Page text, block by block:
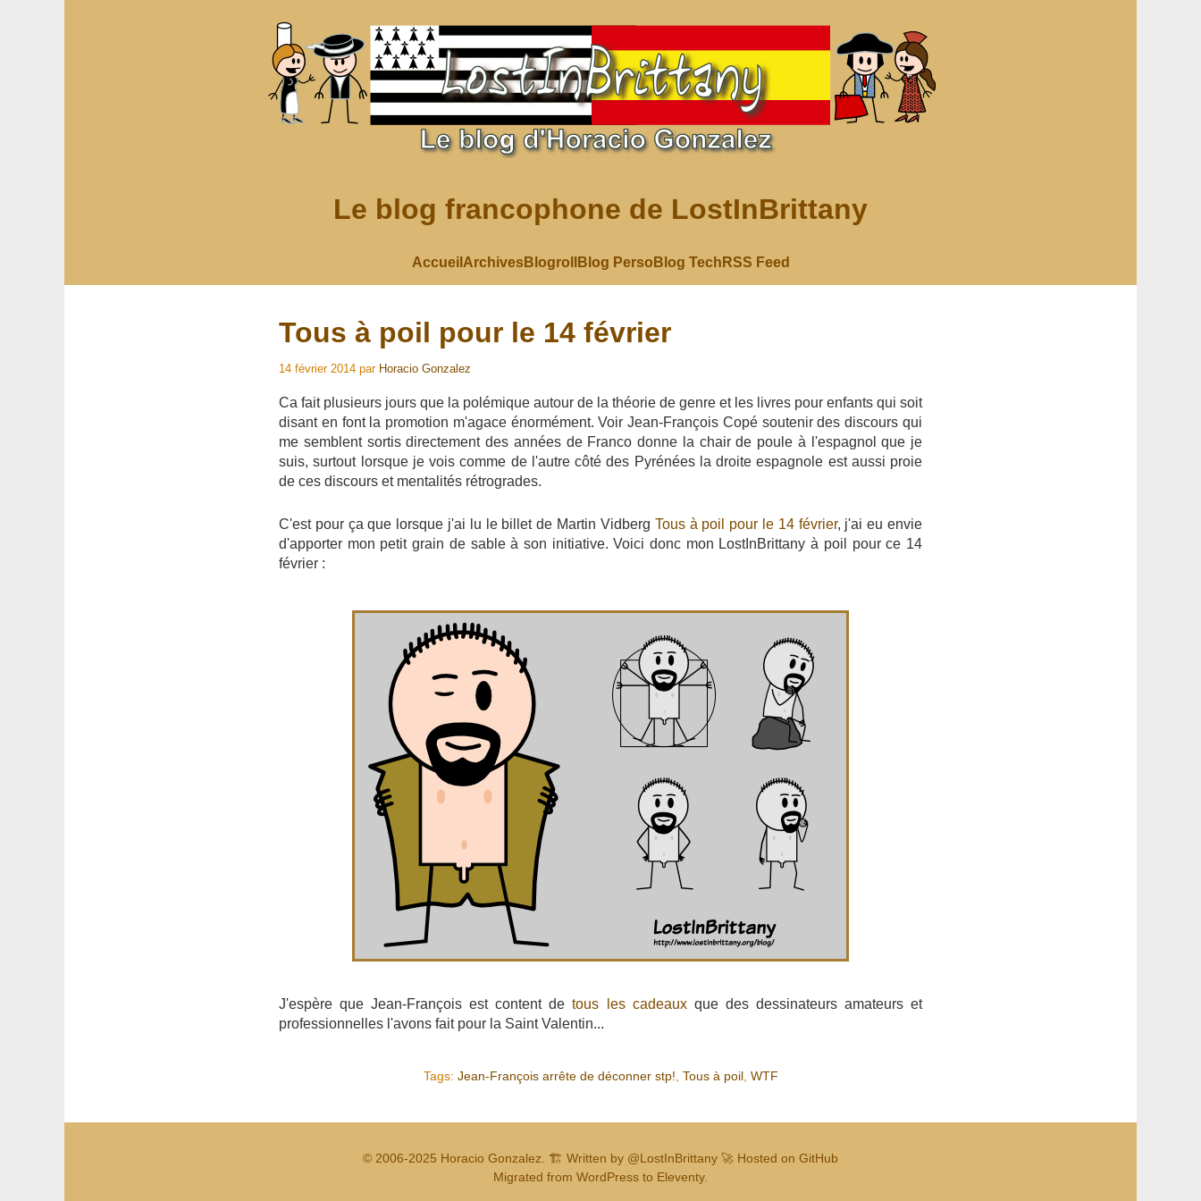
Le blog francophone de LostInBrittany
Accueil ArchivesBlogroll Blog Perso Blog Tech RSS Feed
Tous à poil pour le 14 février
14 février 2014 par Horacio Gonzalez
Ca fait plusieurs jours que la polémique autour de la théorie de genre et les livres pour enfants qui soit
disant en font la promotion m'agace énormément. Voir Jean-François Copé soutenir des discours qui
me semblent sortis directement des années de Franco donne la chair de poule à l'espagnol que je
suis, surtout lorsque je vois comme de l'autre côté des Pyrénées la droite espagnole est aussi proie
de ces discours et mentalités rétrogrades.
C'est pour ça que lorsque j'ai lu le billet de Martin Vidberg Tous à poil pour le 14 février, j'ai eu envie
d'apporter mon petit grain de sable à son initiative. Voici donc mon LostInBrittany à poil pour ce 14
février :
J'espère que Jean-François est content detous les cadeauxque des dessinateurs amateurs et
professionnelles l'avons fait pour la Saint Valentin...
Tags: Jean-François arrête de déconner stp! Tous à poil, WTF
© 2006-2025 Horacio Gonzalez 🏗️ Written by @LostInBrittany 🚀 Hosted on GitHub
Migrated from WordPress to Eleventy.